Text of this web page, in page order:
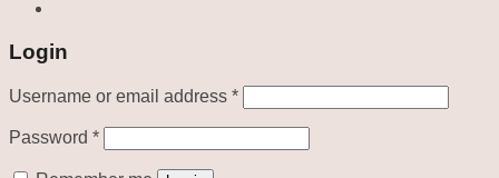
Login
Username or email address *Required
Password *Required